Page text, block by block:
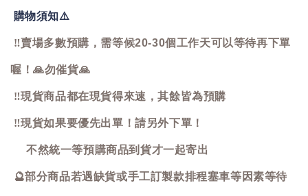
購物須知⚠️
‼️賣場多數預購，需等候20-30個工作天可以等待再下單
喔！🙏勿催貨🙏
‼️現貨商品都在現貨得來速，其餘皆為預購
‼️現貨如果要優先出單！請另外下單！
不然統一等預購商品到貨才一起寄出
🔮部分商品若遇缺貨或手工訂製款排程塞車等因素等待